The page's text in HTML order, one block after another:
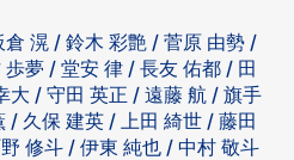
滉 / 鈴木 彩艶 / 菅原 由勢 /
夢 / 堂安 律 / 長友 佑都 / 田
大 / 守田 英正 / 遠藤 航 / 旗手
/ 久保 建英 / 上田 綺世 / 藤田
修斗 / 伊東 純也 / 中村 敬斗